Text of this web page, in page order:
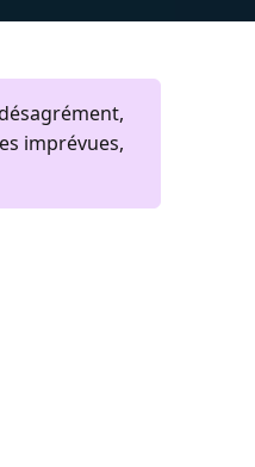
imprévues,